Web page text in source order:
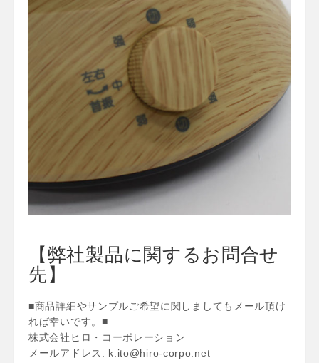
【弊社製品に関するお問合せ
先】
■商品詳細やサンプルご希望に関しましてもメール頂け
れば幸いです。■
株式会社ヒロ・コーポレーション
メールアドレス: k.ito@hiro-corpo.net